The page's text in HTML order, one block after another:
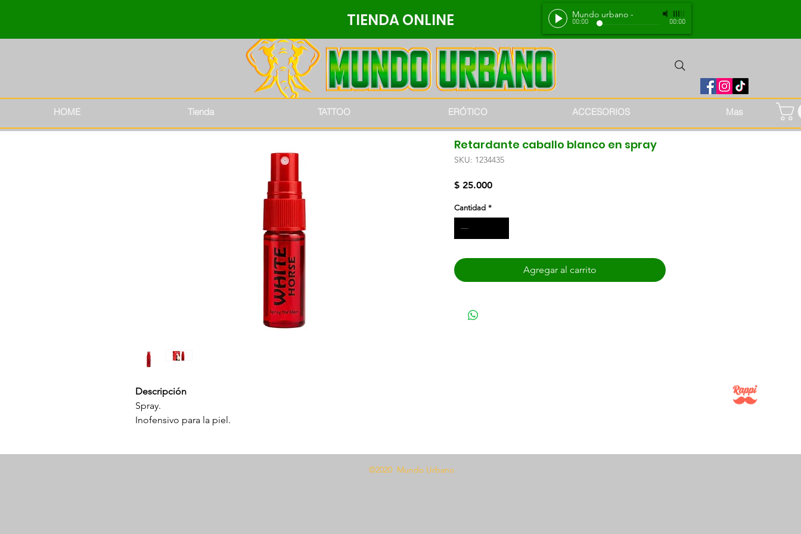
TIENDA ONLINE Mundo urbano -
00:00 00:00
HOME Tienda TATTOO ERÓTICO ACCESORIOS Mas
Descripción
Spray.
Inofensivo para la piel.
Retardante caballo blanco en spray
SKU: 1234435
$ 25.000Precio
Cantidad *
Agregar al carrito
©2020 Mundo Urbano